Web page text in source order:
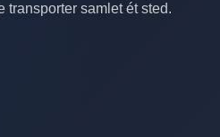
transporter samlet ét sted.